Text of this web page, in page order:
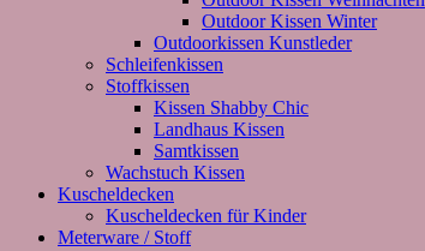
Outdoor Kissen Winter
Outdoorkissen Kunstleder
Schleifenkissen
Stoffkissen
Kissen Shabby Chic
Landhaus Kissen
Samtkissen
Wachstuch Kissen
Kuscheldecken
Kuscheldecken für Kinder
Meterware / Stoff